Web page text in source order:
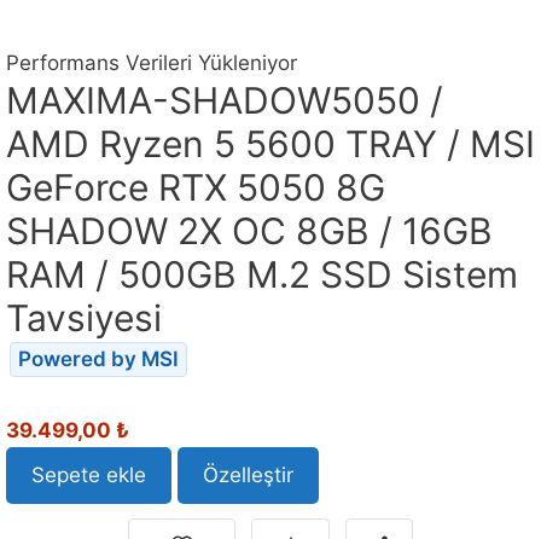
Performans Verileri Yükleniyor
MAXIMA-SHADOW5050 /
AMD Ryzen 5 5600 TRAY / MSI
GeForce RTX 5050 8G
SHADOW 2X OC 8GB / 16GB
RAM / 500GB M.2 SSD Sistem
Tavsiyesi
Powered by MSI
fiyat:
43.892,90 ₺.
39.499,00 ₺
fiyat:
39.499,00 ₺.
Sepete ekle Özelleştir